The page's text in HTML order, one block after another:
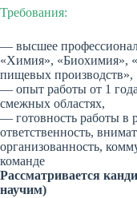
Требования:
— высшее
«Химия», «Биохимия»,
пищевых производств»,
— опыт работы от 1
смежных областях,
— готовность работы в
ответственность,
организованность,
команде
Рассматривается
научим)